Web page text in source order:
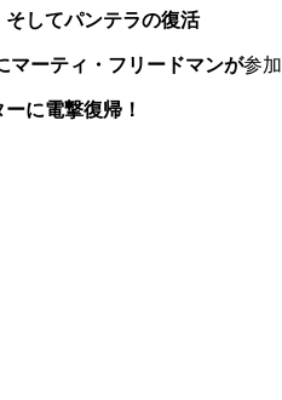
そしてパンテラの復活
マーティ・フリードマンが参加
に電撃復帰！